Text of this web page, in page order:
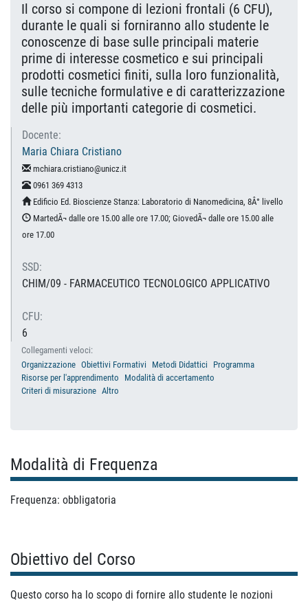
Il corso si compone di lezioni frontali (6 CFU),
durante le quali si forniranno allo studente le
conoscenze di base sulle principali materie
prime di interesse cosmetico e sui principali
prodotti cosmetici finiti, sulla loro funzionalità,
sulle tecniche formulative e di caratterizzazione
delle più importanti categorie di cosmetici.
Docente:
Maria Chiara Cristiano
mchiara.cristiano@unicz.it
0961 369 4313
Edificio Ed. Bioscienze Stanza: Laboratorio di Nanomedicina, 8Â° livello
MartedÃ¬ dalle ore 15.00 alle ore 17.00; GiovedÃ¬ dalle ore 15.00 alle
ore 17.00
SSD:
CHIM/09 - FARMACEUTICO TECNOLOGICO APPLICATIVO
CFU:
6
Collegamenti veloci:
Organizzazione Obiettivi Formativi Metodi Didattici
Programma
Risorse per l'apprendimento
Modalità di accertamento
Criteri di misurazione Altro
Modalità di Frequenza
Frequenza: obbligatoria
Obiettivo del Corso
Questo corso ha lo scopo di fornire allo studente le nozioni